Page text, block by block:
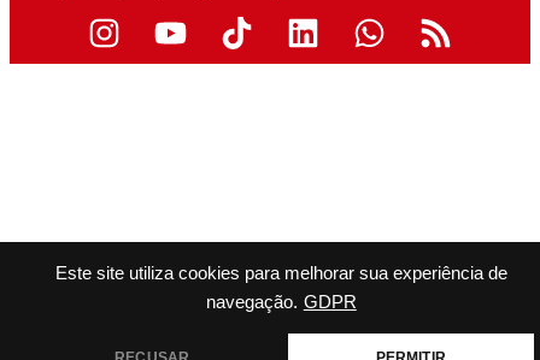
Este site utiliza cookies para melhorar sua experiência de
navegação. GDPR